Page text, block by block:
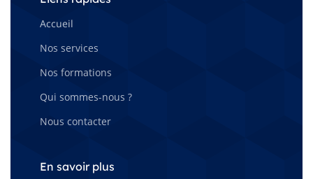
Accueil
Nos services
Nos formations
Qui sommes-nous ?
Nous contacter
En savoir plus